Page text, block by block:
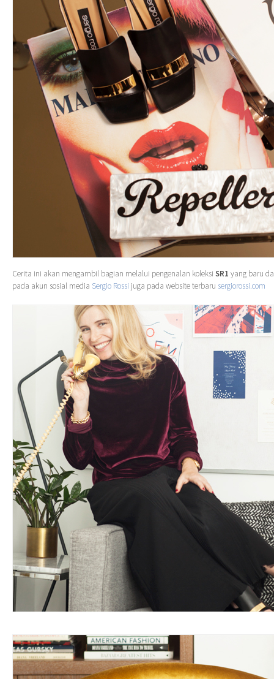
Cerita ini akan mengambil bagian melalui pengenalan koleksi SR1 yang baru
pada akun sosial media Sergio Rossi juga pada website terbaru sergiorossi.com